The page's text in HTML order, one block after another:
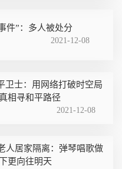
件”：多人被处分
2021-12-08
卫士：用网络打破时空局
相寻和平路径
2021-12-08
人居家隔离：弹琴唱歌做
更向往明天